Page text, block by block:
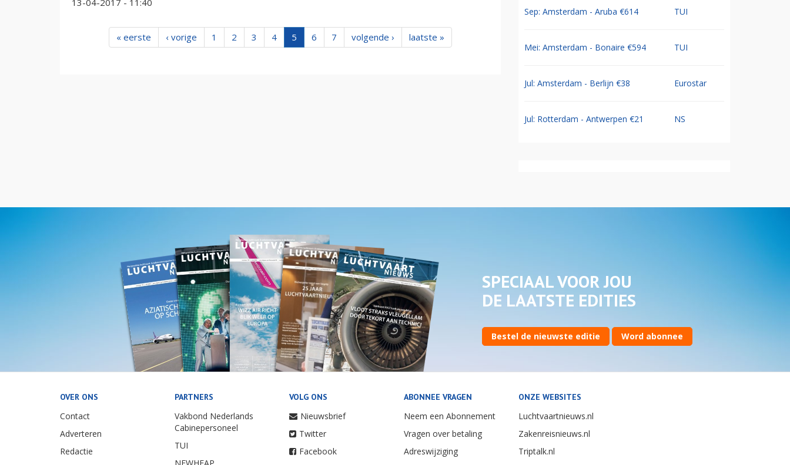
13-04-2017 - 11:40
« eerste ‹ vorige 1 2 3 4 5 6 7 volgende › laatste »
Sep: Amsterdam - Aruba €614 TUI
Mei: Amsterdam - Bonaire €594 TUI
Jul: Amsterdam - Berlijn €38 Eurostar
Jul: Rotterdam - Antwerpen €21 NS
SPECIAAL VOOR JOU
DE LAATSTE EDITIES
Bestel de nieuwste editie Word abonnee
OVER ONS
Contact
Adverteren
Redactie
PARTNERS
Vakbond Nederlands
Cabinepersoneel
TUI
NEWHEAP
VOLG ONS
Nieuwsbrief
Twitter
Facebook
ABONNEE VRAGEN
Neem een Abonnement
Vragen over betaling
Adreswijziging
ONZE WEBSITES
Luchtvaartnieuws.nl
Zakenreisnieuws.nl
Triptalk.nl